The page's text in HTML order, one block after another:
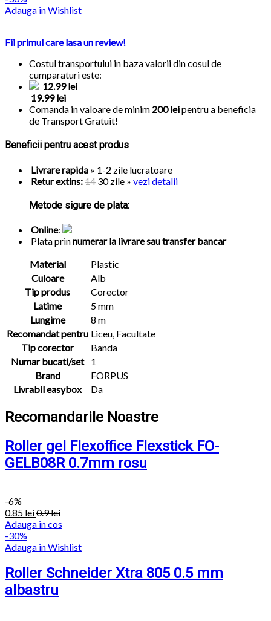
Adauga in Wishlist
Fii primul care lasa un review!
Costul transportului in baza valorii din cosul de
cumparaturi este:
12.99 lei
19.99 lei
Comanda in valoare de minim 200 leipentru a beneficia
de Transport Gratuit!
Beneficii pentru acest produs
Livrare rapida » 1-2 zile lucratoare
Retur extins:14 30 zile » vezi detalii
Metode sigure de plata:
Online:
Plata prinnumerar la livrare sau transfer bancar
Material
Plastic
Culoare
Alb
Tip produs
Corector
Latime
5 mm
Lungime
8 m
Recomandat pentru Liceu, Facultate
Tip corector
Banda
Numar bucati/set
1
Brand
FORPUS
Livrabil easybox
Da
Recomandarile Noastre
Roller gel Flexoffice Flexstick FO-
GELB08R 0.7mm rosu
-6%
0.85 lei0.9lei
Adauga in cos
-30%
Adauga in Wishlist
Roller Schneider Xtra 805 0.5 mm
albastru